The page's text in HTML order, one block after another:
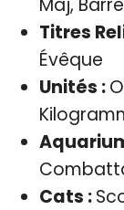
Maj,
Titres
Évêque
Unités :
Cats :